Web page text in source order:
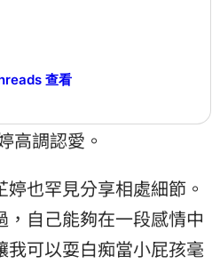
查看
高調認愛。
也罕見分享相處細節。
自己能夠在一段感情中
可以耍白痴當小屁孩毫